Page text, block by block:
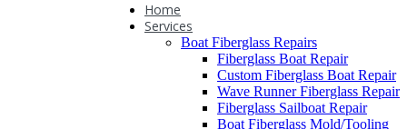
Home
Services
Boat Fiberglass Repairs
Fiberglass Boat Repair
Custom Fiberglass Boat Repair
Wave Runner Fiberglass Repair
Fiberglass Sailboat Repair
Boat Fiberglass Mold/Tooling